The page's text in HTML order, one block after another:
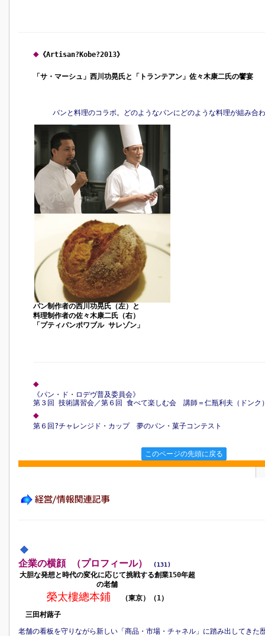
◆《Artisan?Kobe?2013》
「サ・マーシュ」西川功晃氏と「トランテアン」佐々木康二氏の饗宴
パンと料理のコラボ。どのようなパンにどのような料理が組み合
パン制作者の西川功晃氏（左）と
料理制作者の佐々木康二氏（右）
「プティパンポワブル サレゾン」
◆
《パン・ド・ロデヴ普及委員会》
第３回 技術講習会／第６回 食べて楽しむ会 講師＝仁瓶利夫（ドンク
◆
第６回?チャレンジド・カップ 夢のパン・菓子コンテスト
このページの先頭に戻る
企業の横顔 （プロフィール） (131)
大胆な発想と時代の変化に応じて挑戦する創業150年超
の老舗
榮太樓總本鋪 （東京）（1）
三田村蕗子
老舗の看板を守りながら新しい「商品・市場・チャネル」に踏み出してきた